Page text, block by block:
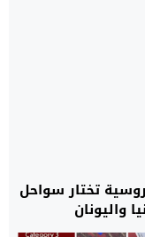
تختار سواحل
واليونان